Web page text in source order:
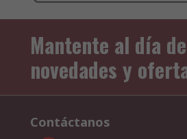
Mantente al día
novedades y
Contáctanos